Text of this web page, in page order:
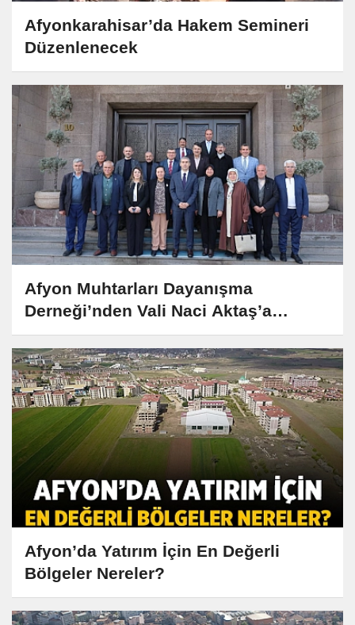
Afyonkarahisar’da Hakem Semineri
Düzenlenecek
Afyon Muhtarları Dayanışma
Derneği’nden Vali Naci Aktaş’a
Anlamlı Ziyaret
Afyon’da Yatırım İçin En Değerli
Bölgeler Nereler?